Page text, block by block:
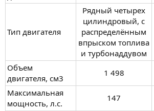
Тип двигателя
Рядный четырех
цилиндровый, с
распределённым
впрыском топлива
и турбонаддувом​
Объем
двигателя, см3
1 498​
Максимальная
мощность, л.с.
147​